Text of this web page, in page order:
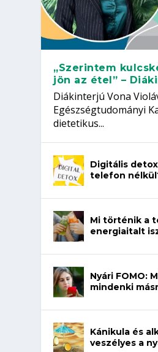
„Szerintem
jön az étel” –
Diákinterjú Vona
Egészségtudományi
dietetikus...
Digitális
telefon
Mi történik a
energiaitalt
Nyári FOMO:
mindenki
Kánikula és
veszélyes a